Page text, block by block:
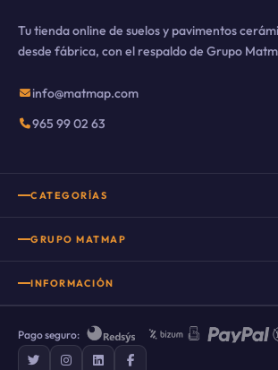
Tu tienda online de suelos y pavimentos
desde fábrica, con el respaldo de Grupo
info@matmap.com
965 99 02 63
CATEGORÍAS
Suelo porcelánico imitación madera
Porcelanico imitacion piedra
Suelo porcelánico imitación mármol
GRUPO MATMAP
INFORMACIÓN
Preguntas frecuentes
Pago seguro: